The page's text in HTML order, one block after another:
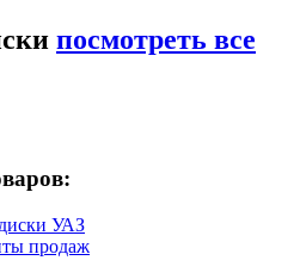
посмотреть все
УАЗ
продаж